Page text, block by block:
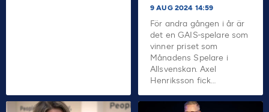
9 AUG 2024 14:59
För andra gången i år är
det en GAIS-spelare som
vinner priset som
Månadens Spelare i
Allsvenskan. Axel
Henriksson fick…